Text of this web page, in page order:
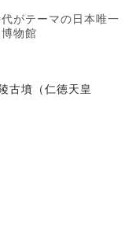
がテーマの日本唯一
物館
古墳（仁徳天皇